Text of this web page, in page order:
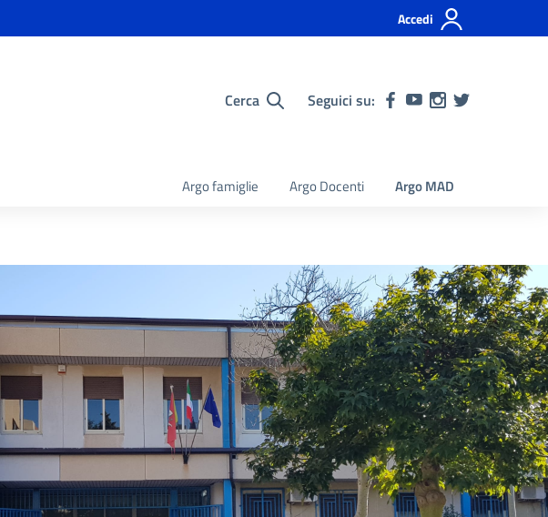
Accedi
Cerca Seguici su:
Argo famiglie Argo Docenti Argo MAD